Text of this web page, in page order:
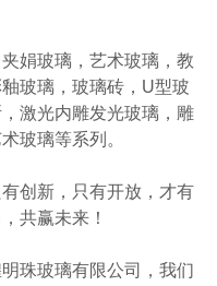
娟玻璃，艺术玻璃，教
玻璃，玻璃砖，U型玻
激光内雕发光玻璃，雕
玻璃等系列。
创新，只有开放，才有
共赢未来！
珠玻璃有限公司，我们